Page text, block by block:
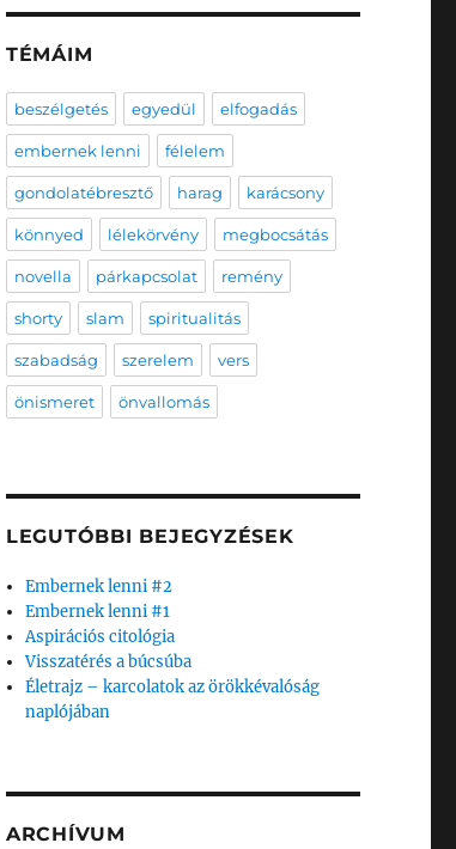
TÉMÁIM
beszélgetés egyedül elfogadás
embernek lenni félelem
gondolatébresztő harag karácsony
könnyed lélekörvény megbocsátás
novella párkapcsolat remény
shorty slam spiritualitás
szabadság szerelem vers
önismeret önvallomás
LEGUTÓBBI BEJEGYZÉSEK
Embernek lenni #2
Embernek lenni #1
Aspirációs citológia
Visszatérés a búcsúba
Életrajz – karcolatok az örökkévalóság
naplójában
ARCHÍVUM